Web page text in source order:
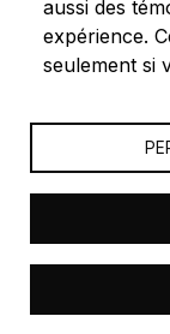
Que ce soit
l’éducation, la
à vous
opportunités
aussi des
expérience.
seulement si
© 2023 Les